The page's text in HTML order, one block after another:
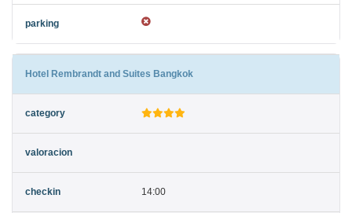
Hotel Rembrandt and Suites Bangkok
14:00